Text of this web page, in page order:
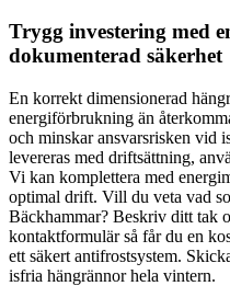
Trygg investering med
dokumenterad säkerhet
En korrekt dimensionerad
energiförbrukning än
och minskar ansvarsrisken vid
levereras med driftsättning,
Vi kan komplettera med
optimal drift. Vill du veta vad
Bäckhammar? Beskriv ditt tak
kontaktformulär så får du en
ett säkert antifrostsystem.
isfria hängrännor hela vintern.